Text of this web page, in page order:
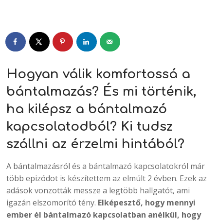
Hogyan válik komfortossá a
bántalmazás? És mi történik,
ha kilépsz a bántalmazó
kapcsolatodból? Ki tudsz
szállni az érzelmi hintából?
A bántalmazásról és a bántalmazó kapcsolatokról már
több epizódot is készítettem az elmúlt 2 évben. Ezek az
adások vonzották messze a legtöbb hallgatót, ami
igazán elszomorító tény. Elképesztő, hogy mennyi
ember él bántalmazó kapcsolatban anélkül, hogy